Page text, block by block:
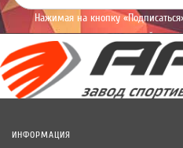
Нажимая на кнопку
уведомлений
ИНФОРМАЦИЯ